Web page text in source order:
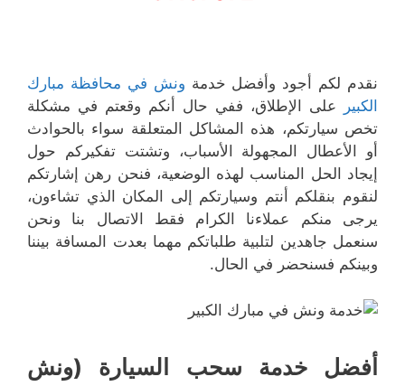
نقدم لكم أجود وأفضل خدمة ونش في محافظة مبارك
الكبير
على الإطلاق، ففي حال أنكم وقعتم في مشكلة
تخص سيارتكم، هذه المشاكل المتعلقة سواء بالحوادث
أو الأعطال المجهولة الأسباب، وتشتت تفكيركم حول
إيجاد الحل المناسب لهذه الوضعية، فنحن رهن إشارتكم
لنقوم بنقلكم أنتم وسيارتكم إلى المكان الذي تشاءون،
يرجى منكم عملاءنا الكرام فقط الاتصال بنا ونحن
سنعمل جاهدين لتلبية طلباتكم مهما بعدت المسافة بيننا
وبينكم فسنحضر في الحال.
أفضل خدمة سحب السيارة (ونش